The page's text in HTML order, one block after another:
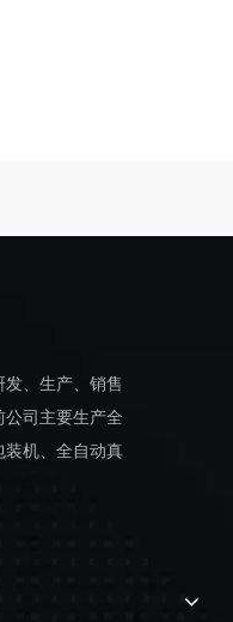
、生产、销售
司主要生产全
装机、全自动真